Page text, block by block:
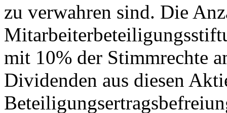
zu verwahren sind. Die
mit 10% der Stimmrechte
Dividenden aus diesen